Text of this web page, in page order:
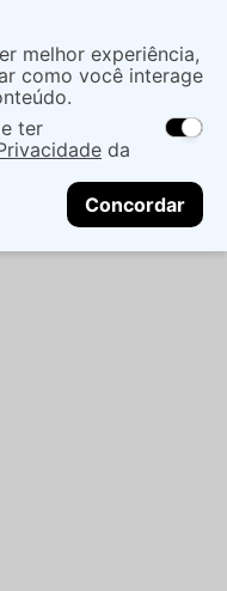
variam de
sei meu CEP
CONTINUAR
BLUSH E LIP RUBY
- KISS NY
melhor experiência,
como você interage
ter
da
Concordar